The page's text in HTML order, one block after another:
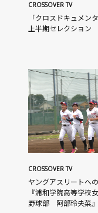
CROSSOVER TV
「クロスドキュメンタ
上半期セレクション
CROSSOVER TV
ヤングアスリートへ
『浦和学院高等学校
野球部 阿部玲央菜』